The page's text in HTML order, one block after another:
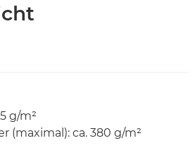
g/m²
(maximal): ca. 380 g/m²